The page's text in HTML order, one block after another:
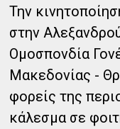
Την
στην
Ομοσπονδία
Μακεδονίας -
φορείς της
κάλεσμα σε